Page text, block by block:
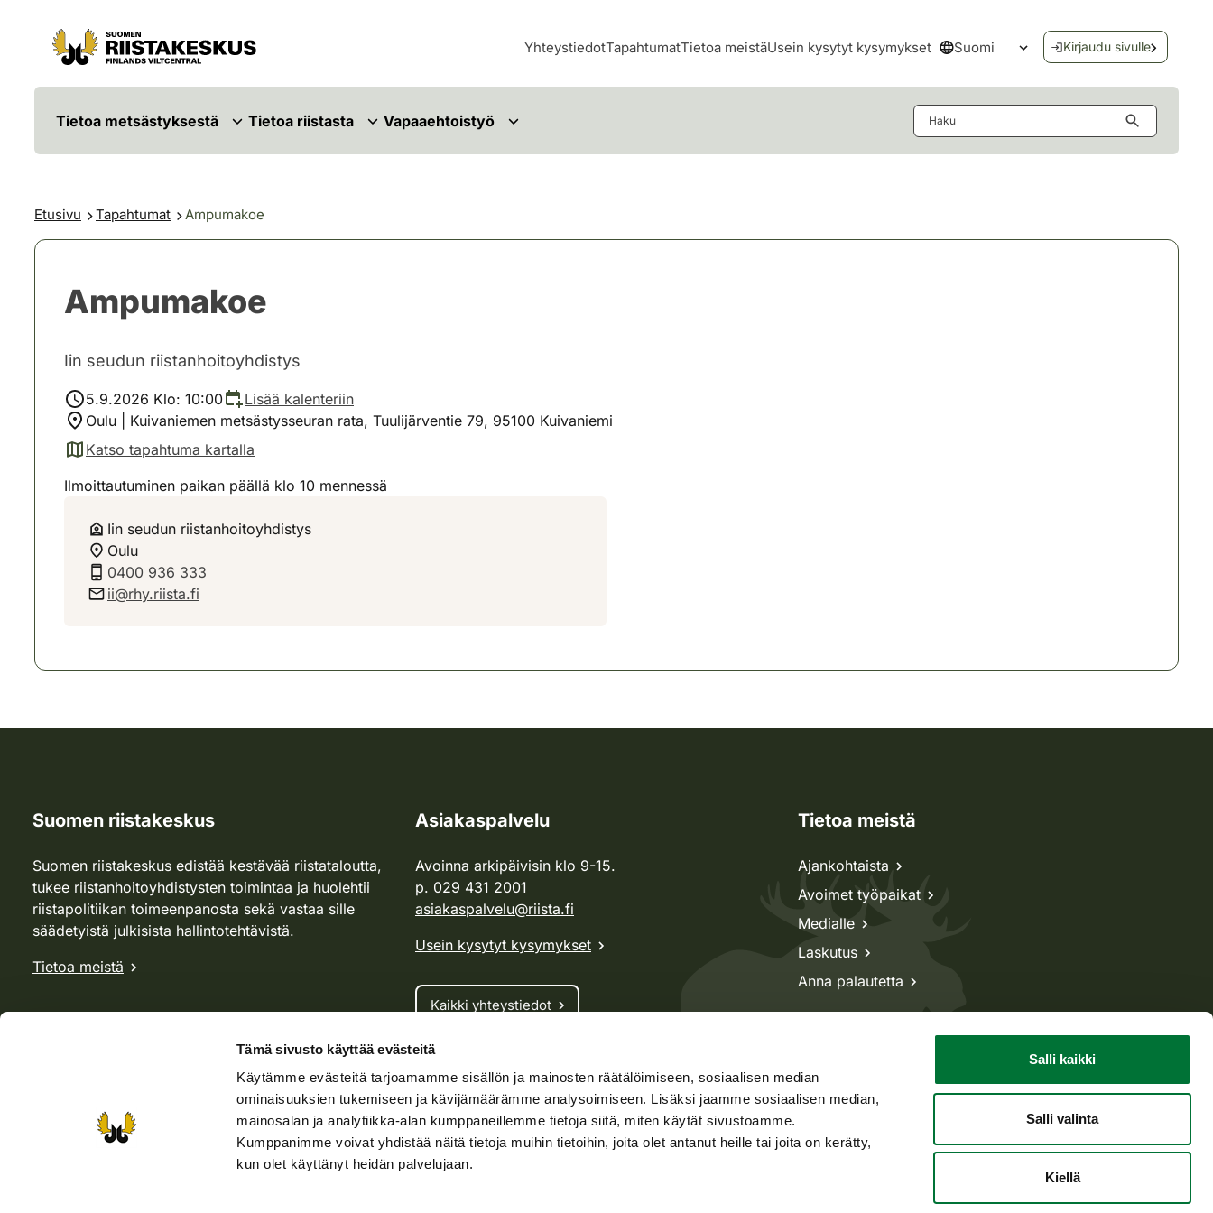
Tämä sivusto käyttää evästeitä
Käytämme evästeitä tarjoamamme sisällön ja mainosten räätälöimiseen, sosiaalisen median
ominaisuuksien tukemiseen ja kävijämäärämme analysoimiseen. Lisäksi jaamme sosiaalisen median,
mainosalan ja analytiikka-alan kumppaneillemme tietoja siitä, miten käytät sivustoamme.
Kumppanimme voivat yhdistää näitä tietoja muihin tietoihin, joita olet antanut heille tai joita on kerätty,
kun olet käyttänyt heidän palvelujaan.
Salli kaikki
Salli valinta
Kiellä
Siirry sisältöön
Siirry sivustokarttaan
YhteystiedotTapahtumatTietoa meistäUsein kysytyt kysymykset Suomi
Avaa kielivalikko
Kirjaudu sivulle
Tietoa metsästyksestä Tietoa riistasta Vapaaehtoistyö
Etusivu Tapahtumat Ampumakoe
Ampumakoe
Iin seudun riistanhoitoyhdistys
5.9.2026 Klo: 10:00
Lisää kalenteriin
Oulu | Kuivaniemen metsästysseuran rata, Tuulijärventie 79, 95100 Kuivaniemi
Katso tapahtuma kartalla
(avautuu uuteen välilehteen)
Ilmoittautuminen paikan päällä klo 10 mennessä
Iin seudun riistanhoitoyhdistys
Oulu
0400 936 333
ii@rhy.riista.fi
Suomen riistakeskus
Suomen riistakeskus edistää kestävää riistataloutta,
tukee riistanhoitoyhdistysten toimintaa ja huolehtii
riistapolitiikan toimeenpanosta sekä vastaa sille
säädetyistä julkisista hallintotehtävistä.
Tietoa meistä
Asiakaspalvelu
Avoinna arkipäivisin klo 9-15.
p. 029 431 2001
asiakaspalvelu@riista.fi
Usein kysytyt kysymykset
Kaikki yhteystiedot
Metsästyskortti-asiat
Oma riista -asiat
Lupa-asiat
Tietoa meistä
Ajankohtaista
Avoimet työpaikat
Medialle
Laskutus
Anna palautetta